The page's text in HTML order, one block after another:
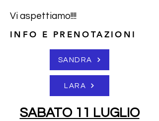
Vi aspettiamo!!!!
INFO E PRENOTAZIONI
SANDRA
LARA
SABATO 11 LUGLIO